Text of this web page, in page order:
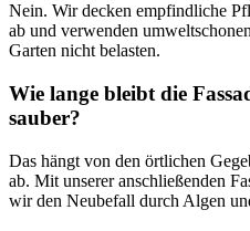
Nein. Wir decken empfindliche
ab und verwenden
Garten nicht belasten.
Wie lange bleibt die
sauber?
Das hängt von den örtlichen
ab. Mit unserer anschließenden
wir den Neubefall durch Algen